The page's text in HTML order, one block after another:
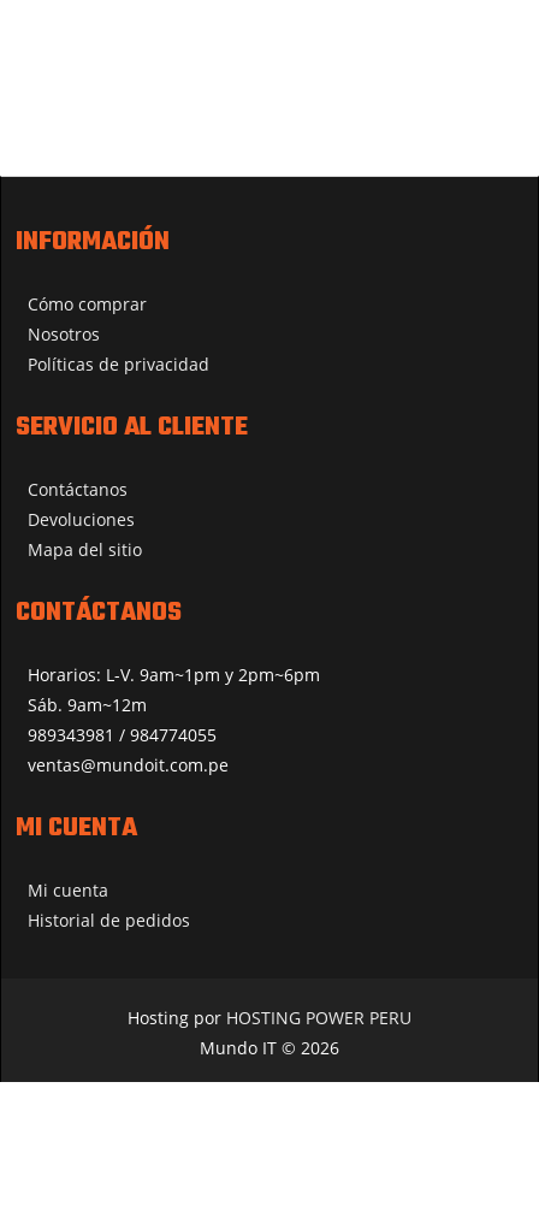
INFORMACIÓN
Cómo comprar
Nosotros
Políticas de privacidad
SERVICIO AL CLIENTE
Contáctanos
Devoluciones
Mapa del sitio
CONTÁCTANOS
Horarios: L-V. 9am~1pm y 2pm~6pm
Sáb. 9am~12m
989343981 / 984774055
ventas@mundoit.com.pe
MI CUENTA
Mi cuenta
Historial de pedidos
Hosting por HOSTING POWER PERU
Mundo IT © 2026